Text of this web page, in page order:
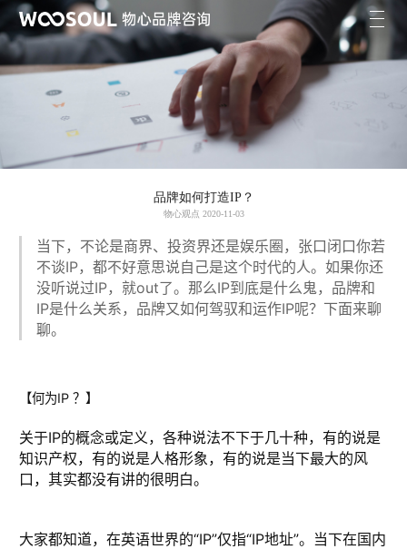
品牌如何打造IP？
物心观点 2020-11-03
当下，不论是商界、投资界还是娱乐圈，张口闭口你若
不谈IP，都不好意思说自己是这个时代的人。如果你还
没听说过IP，就out了。那么IP到底是什么鬼，品牌和
IP是什么关系，品牌又如何驾驭和运作IP呢？下面来聊
聊。
【何为IP ？】
关于IP的概念或定义，各种说法不下于几十种，有的说是
知识产权，有的说是人格形象，有的说是当下最大的风
口，其实都没有讲的很明白。
大家都知道，在英语世界的“IP”仅指“IP地址”。当下在国内